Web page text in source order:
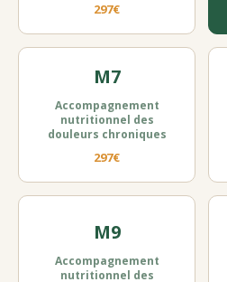
297€
M7
Accompagnement
nutritionnel des
douleurs chroniques
297€
M9
Accompagnement
nutritionnel des